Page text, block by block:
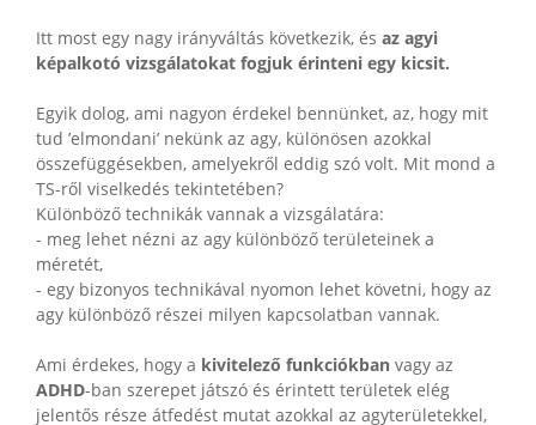
Itt most egy nagy irányváltás következik, és az agyi
képalkotó vizsgálatokat fogjuk érinteni egy kicsit.
Egyik dolog, ami nagyon érdekel bennünket, az, hogy mit
tud ’elmondani’ nekünk az agy, különösen azokkal
összefüggésekben, amelyekről eddig szó volt. Mit mond a
TS-ről viselkedés tekintetében?
Különböző technikák vannak a vizsgálatára:
- meg lehet nézni az agy különböző területeinek a
méretét,
- egy bizonyos technikával nyomon lehet követni, hogy az
agy különböző részei milyen kapcsolatban vannak.
Ami érdekes, hogy a kivitelező funkciókban vagy az
ADHD-ban szerepet játszó és érintett területek elég
jelentős része átfedést mutat azokkal az agyterületekkel,